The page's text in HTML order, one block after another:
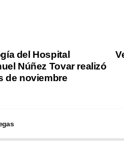
del Hospital
Núñez Tovar realizó
de noviembre